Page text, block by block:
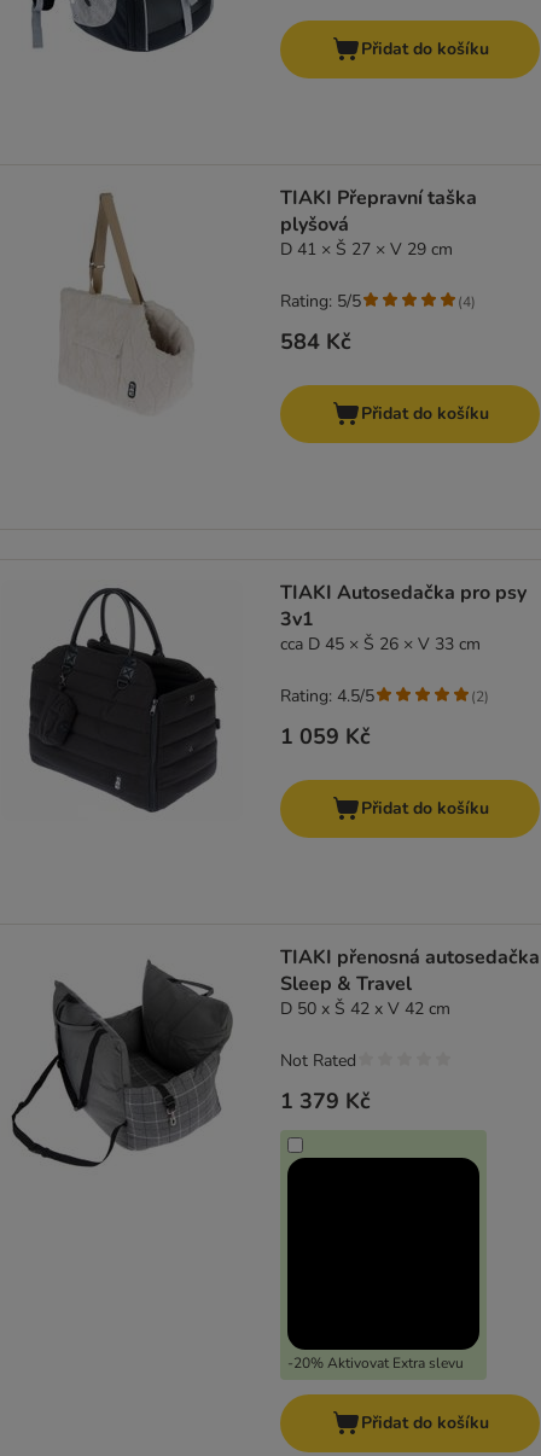
Přidat do košíku
TIAKI Přepravní taška
plyšová
D 41 × Š 27 × V 29 cm
584 Kč
Rating: 5/5 (4)
Přidat do košíku
TIAKI Autosedačka pro psy
3v1
cca D 45 × Š 26 × V 33 cm
1 059 Kč
Rating: 4.5/5 (2)
Přidat do košíku
TIAKI přenosná autosedačka
Sleep & Travel
D 50 x Š 42 x V 42 cm
1 379 Kč
-20% Aktivovat Extra slevu
Not Rated
Přidat do košíku